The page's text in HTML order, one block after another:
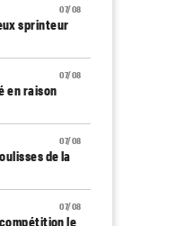
07/08
sprinteur
07/08
en raison
07/08
de la
07/08
le